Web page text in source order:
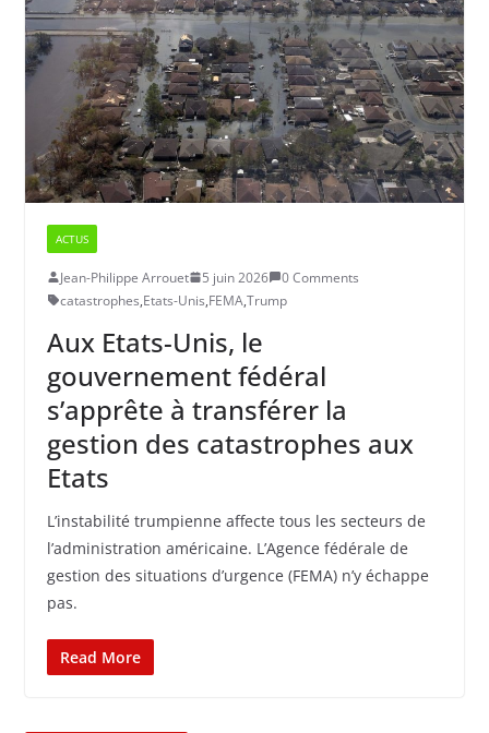
ACTUS
Jean-Philippe Arrouet 5 juin 2026
0 Comments
catastrophes,Etats-Unis,FEMA,Trump
Aux Etats-Unis, le
gouvernement fédéral
s’apprête à transférer la
gestion des catastrophes aux
Etats
L’instabilité trumpienne affecte tous les secteurs de
l’administration américaine. L’Agence fédérale de
gestion des situations d’urgence (FEMA) n’y échappe
pas.
Read More